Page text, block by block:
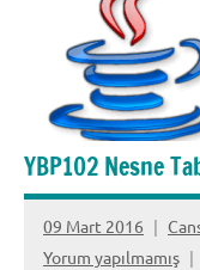
YBP102 Nesne
09 Mart 2016
Yorum yapılmamış